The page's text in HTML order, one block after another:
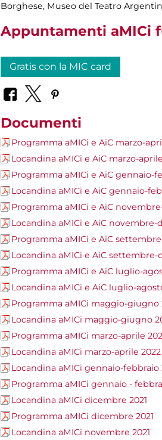
Borghese, Museo del Teatro
Appuntamenti aMICi
Gratis con la MIC card
Documenti
Programma aMICi e AiC marzo-
Locandina aMICi e AiC marzo-
Programma aMICi e AiC gennaio-
Locandina aMICi e AiC gennaio-
Programma aMICi e AiC
Locandina aMICi e AiC novembre-
Programma aMICi e AiC
Locandina aMICi e AiC settembre-
Programma aMICi e AiC luglio-
Locandina aMICi e AiC luglio-
Programma aMICi maggio-giugno
Locandina aMICi maggio-giugno
Programma aMICi marzo-aprile
Locandina aMICi marzo-aprile 2022
Locandina aMICi gennaio-febbraio
Programma aMICi gennaio -
Locandina aMICi dicembre 2021
Programma aMICi dicembre 2021
Locandina aMICi novembre 2021